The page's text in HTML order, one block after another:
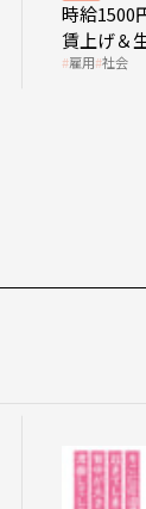
時給1500
賃上げ＆
成金活用
雇用 社会